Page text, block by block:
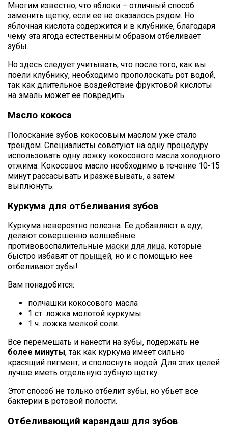
Многим известно, что яблоки – отличный способ
заменить щетку, если ее не оказалось рядом. Но
яблочная кислота содержится и в клубнике, благодаря
чему эта ягода естественным образом отбеливает
зубы.
Но здесь следует учитывать, что после того, как вы
поели клубнику, необходимо прополоскать рот водой,
так как длительное воздействие фруктовой кислоты
на эмаль может ее повредить.
Масло кокоса
Полоскание зубов кокосовым маслом уже стало
трендом. Специалисты советуют на одну процедуру
использовать одну ложку кокосового масла холодного
отжима. Кокосовое масло необходимо в течение 10-15
минут рассасывать и разжевывать, а затем
выплюнуть.
Куркума для отбеливания зубов
Куркума невероятно полезна. Ее добавляют в еду,
делают совершенно волшебные
противовоспалительные маски для лица, которые
быстро избавят от прыщей, но и с помощью нее
отбеливают зубы!
Вам понадобится:
полчашки кокосового масла
1 ст. ложка молотой куркумы
1 ч. ложка мелкой соли.
Все перемешать и нанести на зубы, подержать не
более минуты, так как куркума имеет сильно
красящий пигмент, и сполоснуть водой. Для этих целей
лучше иметь отдельную зубную щетку.
Этот способ не только отбелит зубы, но убьет все
бактерии в ротовой полости.
Отбеливающий карандаш для зубов